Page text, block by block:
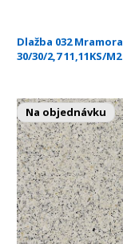
Dlažba 032 Mramora
30/30/2,7 11,11KS/M2
Na objednávku